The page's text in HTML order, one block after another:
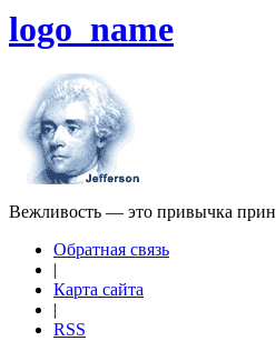
logo_name
Вежливость — это привычка
Обратная связь
|
Карта сайта
|
RSS